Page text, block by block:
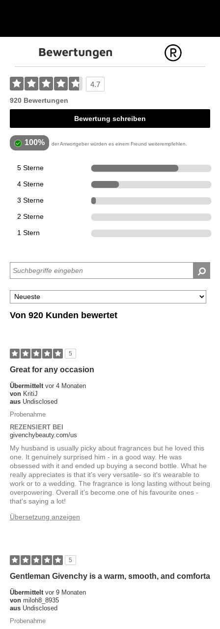
Bewertungen
4.7
920 Bewertungen
Bewertung schreiben
100% der Anwortgeber würden es einem Freund weiterempfehlen.
5 Sterne
4 Sterne
3 Sterne
2 Sterne
1 Stern
Von 920 Kunden bewertet
5
Great for any occasion
Übermittelt vor 4 Monaten
von KritiJ
aus Undisclosed
Probenahme
REZENSIERT BEI
givenchybeauty.com/us
My husband is usually picky about fragrances but he loved this
one. It genuinely surprised him - in a good way. He was
obsessed with it and ended up buying a second bottle. What he
really appreciates is that it's very versatile- so it's wearable to
work or to a wedding. The fragrance is long lasting without being
overpowering. Overall it's become one of his favourite ones -
that's saying a lot!
Übersetzung anzeigen
5
Gentleman Givenchy is a warm, smooth, and comforta
Übermittelt vor 9 Monaten
von miloh8_8935
aus Undisclosed
Probenahme